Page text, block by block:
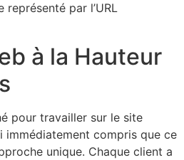
par l’URL
à la Hauteur
pour travailler sur le site
immédiatement compris que ce
unique. Chaque client a